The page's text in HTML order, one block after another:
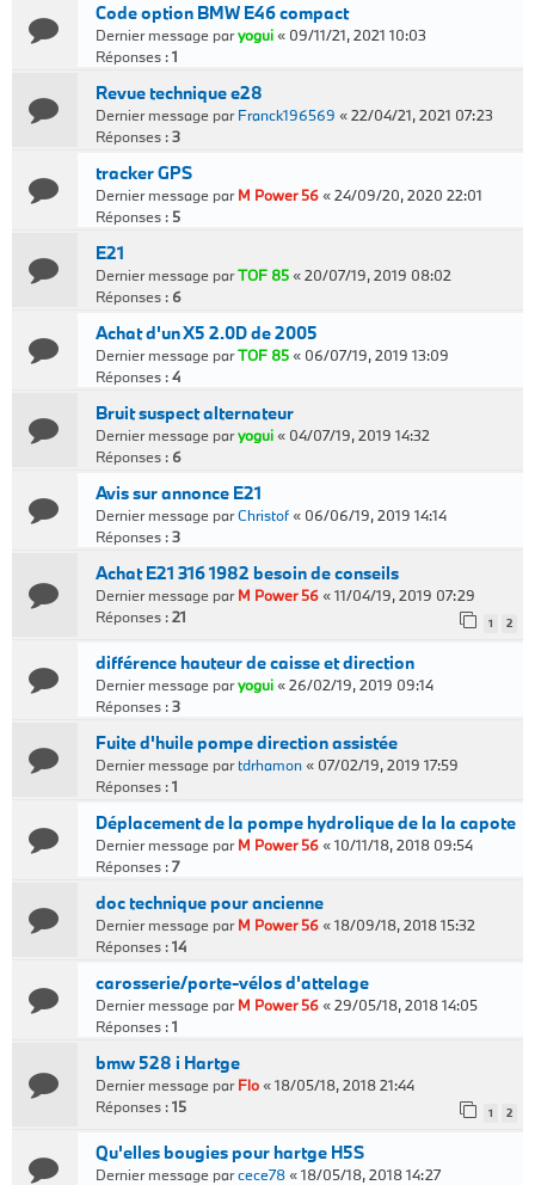
Code option BMW E46 compact
Dernier message paryogui« 09/11/21, 2021 10:03
Réponses :1
Revue technique e28
Dernier message parFranck196569 «22/04/21, 2021 07:23
Réponses :3
tracker GPS
Dernier message parM Power 56«24/09/20, 2020 22:01
Réponses : 5
E21
Dernier message parTOF 85«20/07/19, 2019 08:02
Réponses : 6
Achat d'un X5 2.0D de 2005
Dernier message parTOF 85« 06/07/19, 2019 13:09
Réponses :4
Bruit suspect alternateur
Dernier message paryogui« 04/07/19, 2019 14:32
Réponses : 6
Avis sur annonce E21
Dernier message parChristof« 06/06/19, 2019 14:14
Réponses :3
Achat E21 316 1982 besoin de conseils
Dernier message parM Power 56«11/04/19, 2019 07:29
Réponses :21 1 2
différence hauteur de caisse et direction
Dernier message paryogui«26/02/19, 2019 09:14
Réponses :3
Fuite d'huile pompe direction assistée
Dernier message partdrhamon« 07/02/19, 2019 17:59
Réponses :1
Déplacement de la pompe hydrolique de la la capote
Dernier message parM Power 56«10/11/18, 2018 09:54
Réponses :7
doc technique pour ancienne
Dernier message parM Power 56«18/09/18, 2018 15:32
Réponses :14
carosserie/porte-vélos d'attelage
Dernier message parM Power 56«29/05/18, 2018 14:05
Réponses :1
bmw 528 i Hartge
Dernier message parFlo«18/05/18, 2018 21:44
Réponses :15 1 2
Qu'elles bougies pour hartge H5S
Dernier message parcece78«18/05/18, 2018 14:27